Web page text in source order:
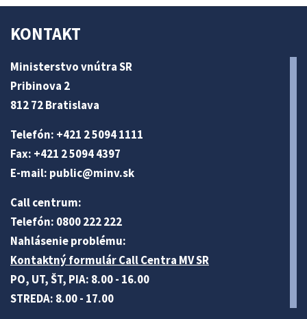
KONTAKT
Ministerstvo vnútra SR
Pribinova 2
812 72 Bratislava
Telefón: +421 2 5094 1111
Fax: +421 2 5094 4397
E-mail: public@minv.sk
Call centrum:
Telefón: 0800 222 222
Nahlásenie problému:
Kontaktný formulár Call Centra MV SR
PO, UT, ŠT, PIA: 8.00 - 16.00
STREDA: 8.00 - 17.00